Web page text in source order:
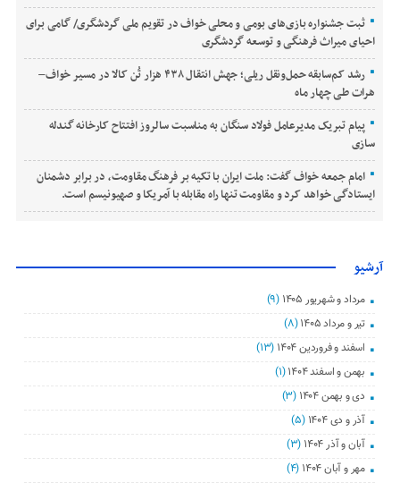
ثبت جشنواره بازی‌های بومی و محلی خواف در تقویم ملی گردشگری/ گامی برای
احیای میراث فرهنگی و توسعه گردشگری
رشد کم‌سابقه حمل‌ونقل ریلی؛ جهش انتقال ۴۳۸ هزار تُن کالا در مسیر خواف–
هرات طی چهار ماه
پیام تبریک مدیرعامل فولاد سنگان به مناسبت سالروز افتتاح کارخانه گندله
سازی
امام جمعه خواف گفت: ملت ایران با تکیه بر فرهنگ مقاومت، در برابر دشمنان
ایستادگی خواهد کرد و مقاومت تنها راه مقابله با آمریکا و صهیونیسم است.
آرشیو
مرداد و شهریور ۱۴۰۵
(۹)
تیر و مرداد ۱۴۰۵
(۸)
اسفند و فروردین ۱۴۰۴
(۱۳)
بهمن و اسفند ۱۴۰۴
(۱)
دی و بهمن ۱۴۰۴
(۳)
آذر و دی ۱۴۰۴
(۵)
آبان و آذر ۱۴۰۴
(۳)
مهر و آبان ۱۴۰۴
(۴)